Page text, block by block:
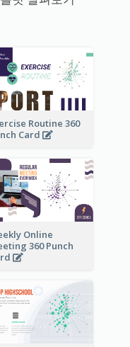
Routine 360
Card
Online
360 Punch